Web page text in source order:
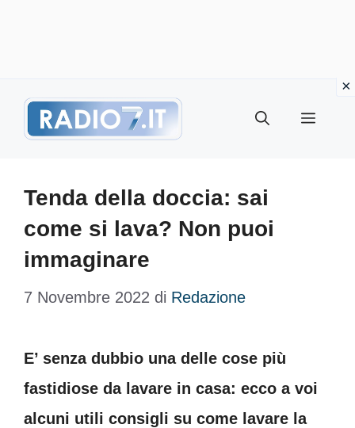
Menu
Tenda della doccia: sai
come si lava? Non puoi
immaginare
7 Novembre 2022 di Redazione
E’ senza dubbio una delle cose più
fastidiose da lavare in casa: ecco a voi
alcuni utili consigli su come lavare la